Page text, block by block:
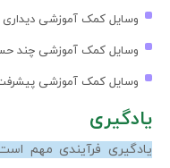
وسایل کمک آموزشی دیداری
وسایل کمک آموزشی چند
وسایل کمک آموزشی
یادگیری
یادگیری فرآیندی مهم